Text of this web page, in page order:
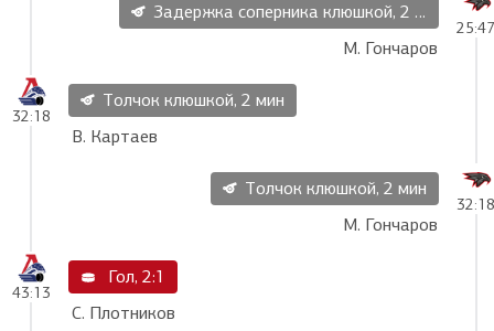
25:47
Задержка соперника клюшкой, 2 мин
М. Гончаров
32:18
Толчок клюшкой, 2 мин
В. Картаев
32:18
Толчок клюшкой, 2 мин
М. Гончаров
43:13
Гол, 2:1
С. Плотников